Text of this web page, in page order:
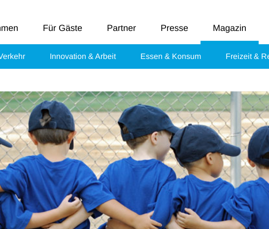
Für Gäste Partner Presse Magazin
Innovation & Arbeit Essen & Konsum Freizeit &